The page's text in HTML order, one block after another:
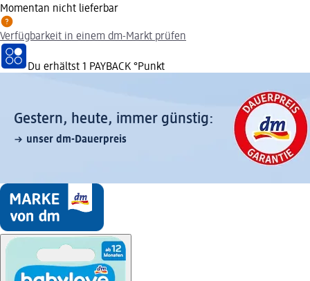
Momentan nicht lieferbar
Verfügbarkeit in einem dm-Markt prüfen
Du erhältst 1 PAYBACK °Punkt
Gestern, heute, immer günstig:
unser dm-Dauerpreis